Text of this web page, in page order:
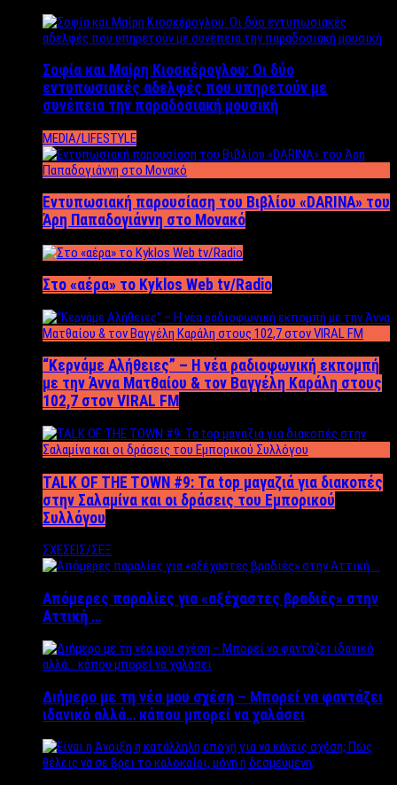
Σοφία και Μαίρη Κιοσκέρογλου: Οι δύο
εντυπωσιακές αδελφές που υπηρετούν με
συνέπεια την παραδοσιακή μουσική
MEDIA/LIFESTYLE
Εντυπωσιακή παρουσίαση του Βιβλίου «DARINA» του
Άρη Παπαδογιάννη στο Μονακό
Στο «αέρα» το Kyklos Web tv/Radio
“Kερνάμε Αλήθειες” – Η νέα ραδιοφωνική εκπομπή
με την Άννα Ματθαίου & τον Βαγγέλη Καράλη στους
102,7 στον VIRAL FM
TALK OF THE TOWN #9: Τα top μαγαζιά για διακοπές
στην Σαλαμίνα και οι δράσεις του Εμπορικού
Συλλόγου
ΣΧΕΣΕΙΣ/ΣΕΞ
Απόμερες παραλίες για «αξέχαστες βραδιές» στην
Αττική …
Διήμερο με τη νέα μου σχέση – Μπορεί να φαντάζει
ιδανικό αλλά… κάπου μπορεί να χαλάσει